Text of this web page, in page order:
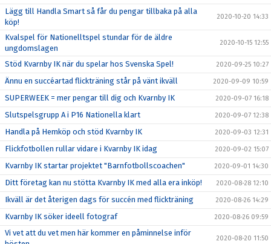
Lägg till Handla Smart så får du pengar tillbaka på alla
köp!
2020-10-20 14:33
Kvalspel för Nationelltspel stundar för de äldre
ungdomslagen
2020-10-15 12:55
Stöd Kvarnby IK när du spelar hos Svenska Spel! 2020-09-25 10:27
Ännu en succéartad flickträning står på vänt ikväll 2020-09-09 10:59
SUPERWEEK = mer pengar till dig och Kvarnby IK 2020-09-07 16:18
Slutspelsgrupp A i P16 Nationella klart 2020-09-07 12:38
Handla på Hemköp och stöd Kvarnby IK 2020-09-03 12:31
Flickfotbollen rullar vidare i Kvarnby IK idag 2020-09-02 15:07
Kvarnby IK startar projektet "Barnfotbollscoachen" 2020-09-01 14:30
Ditt företag kan nu stötta Kvarnby IK med alla era inköp! 2020-08-28 12:10
Ikväll är det återigen dags för succén med flickträning 2020-08-26 14:29
Kvarnby IK söker ideell fotograf 2020-08-26 09:59
Vi vet att du vet men här kommer en påminnelse inför
2020-08-20 11:50